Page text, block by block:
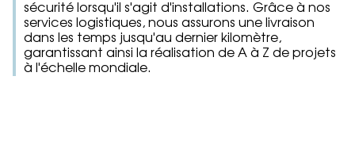
sécurité lorsqu'il s'agit d'installations. Grâce à nos
services logistiques, nous assurons une livraison
dans les temps jusqu'au dernier kilomètre,
garantissant ainsi la réalisation de A à Z de projets
à l'échelle mondiale.